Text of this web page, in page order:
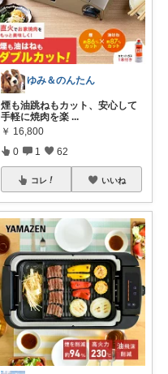
ゆみ＆のんたん
煙も油跳ねもカット、安心して
手軽に焼肉を楽 ...
￥ 16,800
0 1 62
コレ いいね